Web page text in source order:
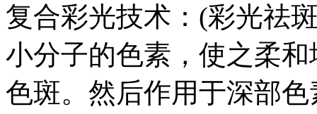
复合彩光技术：(彩光祛
小分子的色素，使之柔
色斑。然后作用于深部